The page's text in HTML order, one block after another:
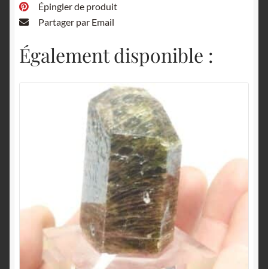
Épingler de produit
Partager par Email
Également disponible :